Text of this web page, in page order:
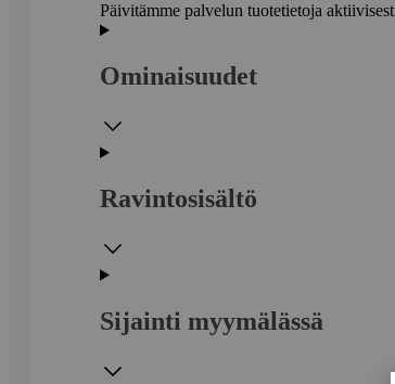
Päivitämme palvelun tuotetietoja
Ominaisuudet
Ravintosisältö
Sijainti myymälässä